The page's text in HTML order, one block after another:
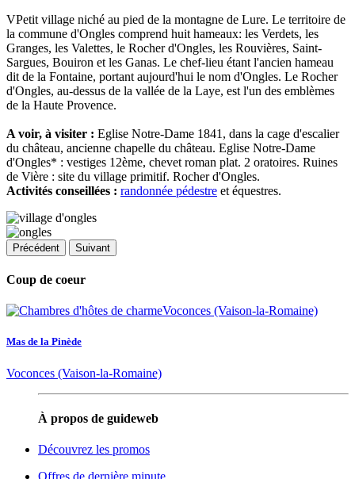
VPetit village niché au pied de la montagne de Lure. Le territoire de
la commune d' Ongles comprend huit hameaux: les Verdets, les
Granges, les Valettes, le Rocher d'Ongles, les Rouvières, Saint-
Sargues, Bouiron et les Ganas. Le chef-lieu étant l'ancien hameau
dit de la Fontaine, portant aujourd'hui le nom d'Ongles. Le Rocher
d'Ongles, au-dessus de la vallée de la Laye, est l'un des emblèmes
de la Haute Provence.
A voir, à visiter : Eglise Notre-Dame 1841, dans la cage d'escalier
du château, ancienne chapelle du château. Eglise Notre-Dame
d'Ongles* : vestiges 12ème, chevet roman plat. 2 oratoires. Ruines
de Vière : site du village primitif. Rocher d'Ongles.
Activités conseillées : randonnée pédestre et équestres.
Précédent Suivant
Coup de coeur
Mas de la Pinède
Voconces (Vaison-la-Romaine)
À propos de guideweb
Découvrez les promos
Offres de dernière minute